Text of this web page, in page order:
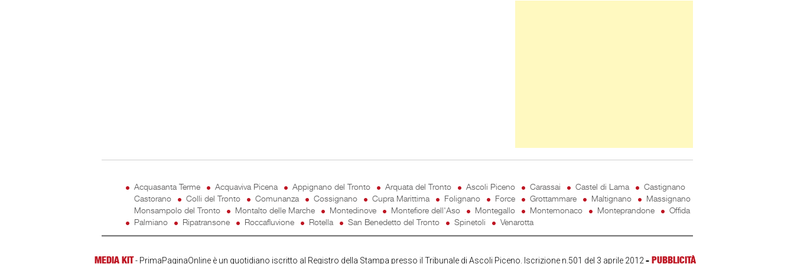
Acquasanta Terme Acquaviva Picena Appignano del Tronto Arquata del Tronto Ascoli Piceno Carassai Castel di Lama
Castignano
Castorano
Colli del Tronto Comunanza Cossignano Cupra Marittima Folignano Force Grottammare Maltignano
Massignano
Monsampolo del Tronto
Montalto delle Marche Montedinove Montefiore dell'Aso Montegallo Montemonaco Monteprandone
Offida
Palmiano
Ripatransone Roccafluvione Rotella San Benedetto del Tronto Spinetoli Venarotta
MEDIA KIT- PrimaPaginaOnline è un quotidiano iscritto al Registro della Stampa presso il Tribunale di Ascoli Piceno. Iscrizione n.501 del 3 aprile 2012- PUBBLICITÀ